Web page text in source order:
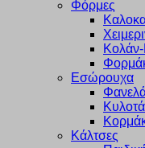
Φόρμες
Εσώρουχα
Κάλτσες